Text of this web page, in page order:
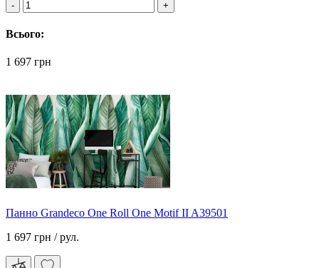
Всього:
1 697 грн
Панно Grandeco One Roll One Motif II A39501
1 697 грн / рул.